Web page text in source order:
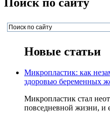
Новые статьи
Микропластик: как
здоровью беременных
Микропластик стал
повседневной жизни, и